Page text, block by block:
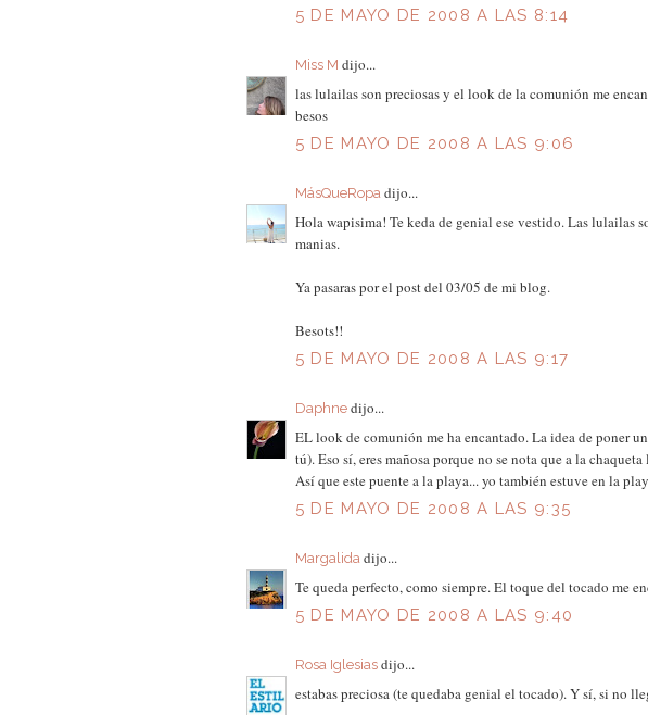
5 DE MAYO DE 2008 A LAS 8:14
Miss M dijo...
las lulailas son preciosas y el look de la comunión me
besos
5 DE MAYO DE 2008 A LAS 9:06
MásQueRopadijo...
Hola wapisima! Te keda de genial ese vestido. Las lulailas
manias.
Ya pasaras por el post del 03/05 de mi blog.
Besots!!
5 DE MAYO DE 2008 A LAS 9:17
Daphnedijo...
EL look de comunión me ha encantado. La idea de poner
tú). Eso sí, eres mañosa porque no se nota que a la
Así que este puente a la playa... yo también estuve en la
5 DE MAYO DE 2008 A LAS 9:35
Margalidadijo...
Te queda perfecto, como siempre. El toque del tocado me
5 DE MAYO DE 2008 A LAS 9:40
Rosa Iglesiasdijo...
estabas preciosa (te quedaba genial el tocado). Y sí, si no